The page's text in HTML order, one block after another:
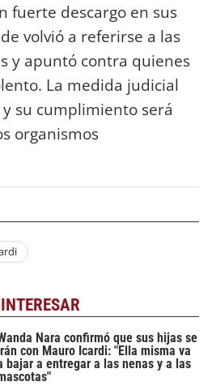
fuerte descargo en sus
volvió a referirse a las
y apuntó contra quienes
La medida judicial
su cumplimiento será
organismos
Nara confirmó que sus hijas se
con Mauro Icardi: "Ella misma va
bajar a entregar a las nenas y a las